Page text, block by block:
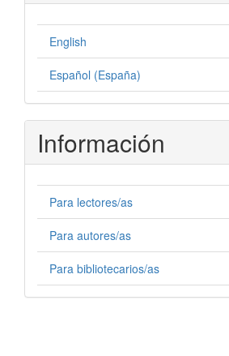
English
Español (España)
Información
Para lectores/as
Para autores/as
Para bibliotecarios/as